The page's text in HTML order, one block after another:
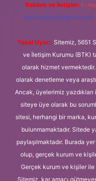
Reklam ve İletişim: E-
forumhizmeti@gmail.com
Yasal Uyarı: Sitemiz, 5651
ve İletişim Kurumu (BTK)
olarak hizmet
olarak denetleme veya
Ancak, üyelerimiz
siteye üye olarak bu
sitesi, herhangi bir marka,
bulunmamaktadır. Sitede
paylaşılmaktadır. Burada
olup, gerçek kurum ve
Gerçek kurum ve kişiler
Sitemiz, kar amacı